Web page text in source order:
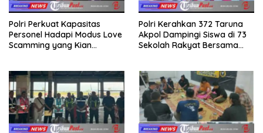
Polri Perkuat Kapasitas
Personel Hadapi Modus Love
Scamming yang Kian
Polri Kerahkan 372 Taruna
Akpol Dampingi Siswa di 73
Sekolah Rakyat Bersama